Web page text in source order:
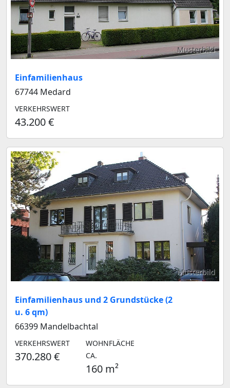
Musterbild
Einfamilienhaus
67744 Medard
VERKEHRSWERT
43.200 €
Musterbild
Einfamilienhaus und 2 Grundstücke (2
u. 6 qm)
66399 Mandelbachtal
VERKEHRSWERT
370.280 €
WOHNFLÄCHE
CA.
160 m²